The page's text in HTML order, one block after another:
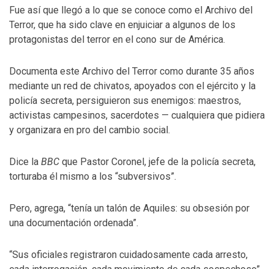
Fue así que llegó a lo que se conoce como el Archivo del
Terror, que ha sido clave en enjuiciar a algunos de los
protagonistas del terror en el cono sur de América.
Documenta este Archivo del Terror como durante 35 años
mediante un red de chivatos, apoyados con el ejército y la
policía secreta, persiguieron sus enemigos: maestros,
activistas campesinos, sacerdotes — cualquiera que pidiera
y organizara en pro del cambio social.
Dice la BBC que Pastor Coronel, jefe de la policía secreta,
torturaba él mismo a los “subversivos”.
Pero, agrega, “tenía un talón de Aquiles: su obsesión por
una documentación ordenada”.
“Sus oficiales registraron cuidadosamente cada arresto,